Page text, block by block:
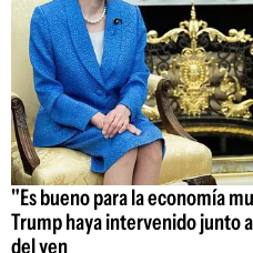
"Es bueno para la economía
Trump haya intervenido junto
del yen